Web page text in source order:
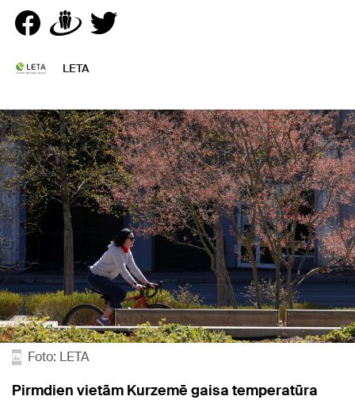
LETA
Foto: LETA
Pirmdien vietām Kurzemē gaisa temperatūra